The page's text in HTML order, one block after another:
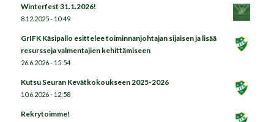
Winterfest 31.1.2026!
8.12.2025 - 10:49
GrIFK Käsipallo esittelee toiminnanjohtajan sijaisen ja lisää
resursseja valmentajien kehittämiseen
26.6.2026 - 15:54
Kutsu Seuran Kevätkokoukseen 2025-2026
10.6.2026 - 12:58
Rekrytoimme!